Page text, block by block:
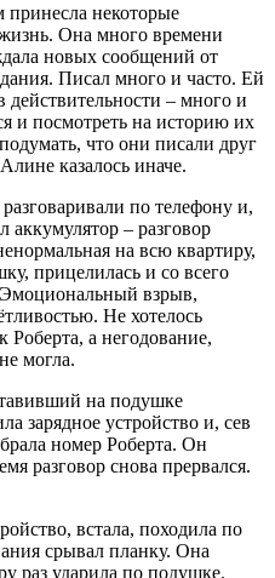
принесла некоторые
Она много времени
новых сообщений от
Писал много и часто. Ей
действительности – много и
и посмотреть на историю их
что они писали друг
казалось иначе.
по телефону и,
– разговор
на всю квартиру,
прицелилась и со всего
Эмоциональный взрыв,
Не хотелось
Роберта, а негодование,
могла.
на подушке
зарядное устройство и, сев
номер Роберта. Он
разговор снова прервался.
встала, походила по
срывал планку. Она
раз ударила по подушке.